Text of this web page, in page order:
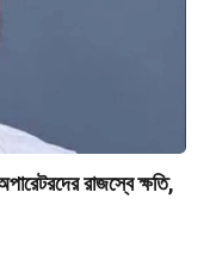
রাজস্বে ক্ষতি,